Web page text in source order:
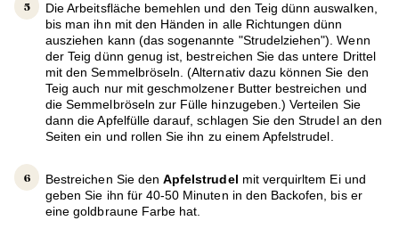
Die Arbeitsfläche bemehlen und den Teig dünn auswalken,
bis man ihn mit den Händen in alle Richtungen dünn
ausziehen kann (das sogenannte "Strudelziehen"). Wenn
der Teig dünn genug ist, bestreichen Sie das untere Drittel
mit den Semmelbröseln. (Alternativ dazu können Sie den
Teig auch nur mit geschmolzener Butter bestreichen und
die Semmelbröseln zur Fülle hinzugeben.) Verteilen Sie
dann die Apfelfülle darauf, schlagen Sie den Strudel an den
Seiten ein und rollen Sie ihn zu einem Apfelstrudel.
Bestreichen Sie den Apfelstrudel mit verquirltem Ei und
geben Sie ihn für 40-50 Minuten in den Backofen, bis er
eine goldbraune Farbe hat.